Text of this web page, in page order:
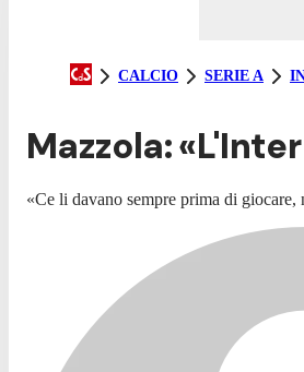
CALCIO SERIE A
Mazzola:
«Ce li davano sempre prima di